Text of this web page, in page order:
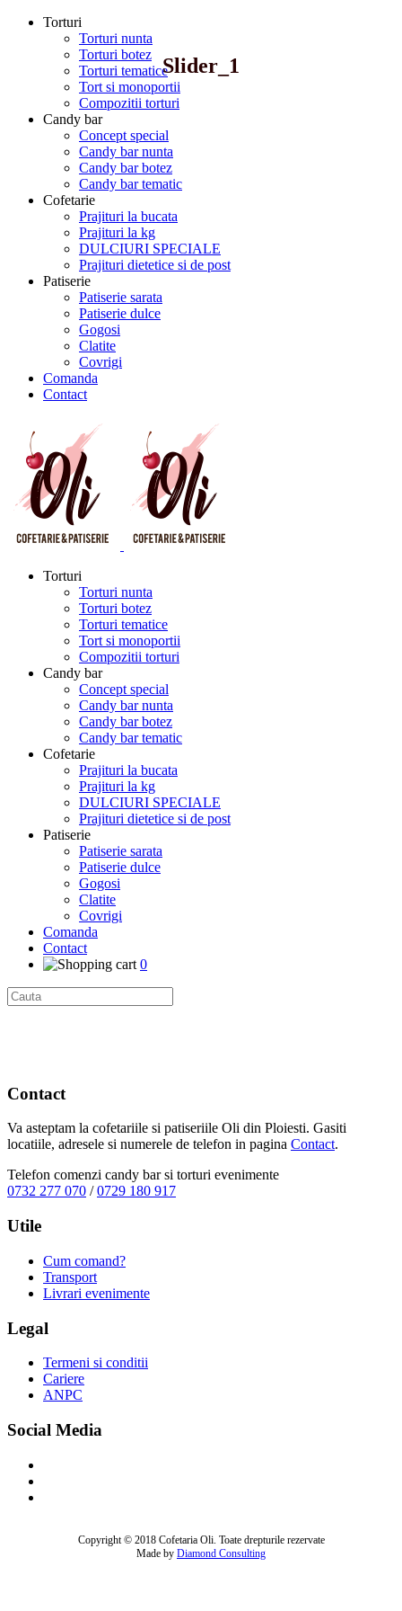
Torturi
Torturi nunta
Torturi botez
Torturi tematice
Tort si monoportii
Compozitii torturi
Candy bar
Concept special
Candy bar nunta
Candy bar botez
Candy bar tematic
Cofetarie
Prajituri la bucata
Prajituri la kg
DULCIURI SPECIALE
Prajituri dietetice si de post
Patiserie
Patiserie sarata
Patiserie dulce
Gogosi
Clatite
Covrigi
Comanda
Contact
Torturi
Torturi nunta
Torturi botez
Torturi tematice
Tort si monoportii
Compozitii torturi
Candy bar
Concept special
Candy bar nunta
Candy bar botez
Candy bar tematic
Cofetarie
Prajituri la bucata
Prajituri la kg
DULCIURI SPECIALE
Prajituri dietetice si de post
Patiserie
Patiserie sarata
Patiserie dulce
Gogosi
Clatite
Covrigi
Comanda
Contact
0
Slider_1
Contact
Va asteptam la cofetariile si patiseriile Oli din Ploiesti. Gasiti
locatiile, adresele si numerele de telefon in pagina Contact.
Telefon comenzi candy bar si torturi evenimente
0732 277 070 /0729 180 917
Utile
Cum comand?
Transport
Livrari evenimente
Legal
Termeni si conditii
Cariere
ANPC
Social Media
Copyright © 2018 Cofetaria Oli. Toate drepturile rezervate
Made by Diamond Consulting